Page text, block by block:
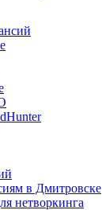
в Дмитровске
нетворкинга